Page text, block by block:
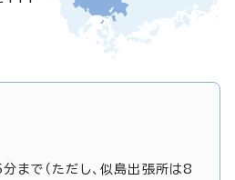
で（ただし、似島出張所は8